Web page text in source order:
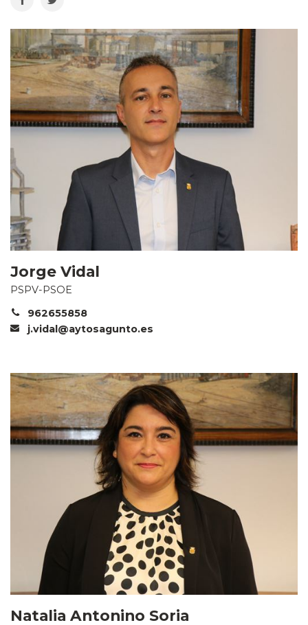
Jorge Vidal
PSPV-PSOE
962655858
j.vidal@aytosagunto.es
Natalia Antonino Soria